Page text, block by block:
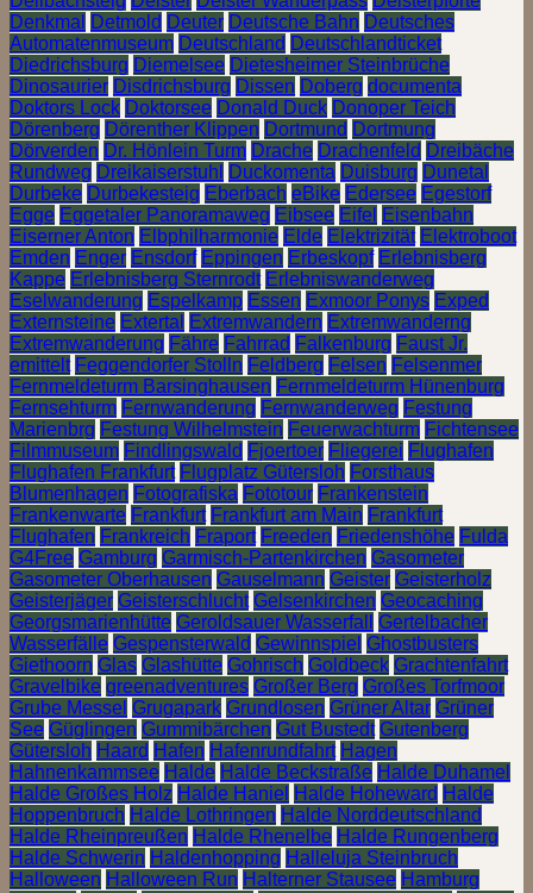
Denkmal
Detmold Deuter Deutsche Bahn Deutsches
Automatenmuseum Deutschland Deutschlandticket
Diedrichsburg Diemelsee Dietesheimer Steinbrüche
Dinosaurier Disdrichsburg Dissen Doberg documenta
Doktors Lock Doktorsee Donald Duck Donoper Teich
Dörenberg Dörenther Klippen Dortmund Dortmung
Dörverden Dr. Hönlein Turm Drache Drachenfeld Dreibäche
Rundweg Dreikaiserstuhl Duckomenta Duisburg Dunetal
Durbeke Durbekesteig Eberbach eBike Edersee Egestorf
Egge Eggetaler Panoramaweg Eibsee Eifel Eisenbahn
Eiserner Anton Elbphilharmonie Elde Elektrizität Elektroboot
Emden Enger Ensdorf Eppingen Erbeskopf Erlebnisberg
Kappe Erlebnisberg Sternrodt Erlebniswanderweg
Eselwanderung Espelkamp Essen Exmoor Ponys Exped
Externsteine Extertal Extremwandern Extremwanderng
Extremwanderung Fähre Fahrrad Falkenburg Faust Jr.
emittelt Feggendorfer Stolln Feldberg Felsen Felsenmer
Fernmeldeturm Barsinghausen Fernmeldeturm Hünenburg
Fernsehturm Fernwanderung Fernwanderweg Festung
Marienbrg Festung Wilhelmstein Feuerwachturm Fichtensee
Filmmuseum Findlingswald Fjoertoer Fliegerei Flughafen
Flughafen Frankfurt Flugplatz Gütersloh Forsthaus
Blumenhagen Fotografiska Fototour Frankenstein
Frankenwarte Frankfurt Frankfurt am Main Frankfurt
Flughafen Frankreich Fraport Freeden Friedenshöhe Fulda
G4Free Gamburg Garmisch-Partenkirchen Gasometer
Gasometer Oberhausen Gauselmann Geister Geisterholz
Geisterjäger Geisterschlucht Gelsenkirchen Geocaching
Georgsmarienhütte Geroldsauer Wasserfall
Gertelbacher
Wasserfälle Gespensterwald Gewinnspiel Ghostbusters
Giethoorn Glas Glashütte Gohrisch Goldbeck Grachtenfahrt
Gravelbike greenadventures Großer Berg Großes Torfmoor
Grube Messel Grugapark Grundlosen Grüner Altar Grüner
See Güglingen Gummibärchen Gut Bustedt Gutenberg
Gütersloh Haard Hafen Hafenrundfahrt Hagen
Hahnenkammsee Halde Halde Beckstraße Halde Duhamel
Halde Großes Holz Halde Haniel Halde Hoheward Halde
Hoppenbruch Halde Lothringen Halde Norddeutschland
Halde Rheinpreußen Halde Rhenelbe Halde Rungenberg
Halde Schwerin Haldenhopping Halleluja Steinbruch
Halloween Halloween Run Halterner Stausee Hamburg